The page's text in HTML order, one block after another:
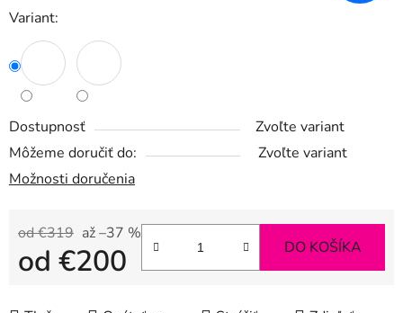
Variant:
Dostupnosť
Zvoľte variant
Môžeme doručiť do:
Zvoľte variant
Možnosti doručenia
od €319 až –37 %
od €200 DO KOŠÍKA